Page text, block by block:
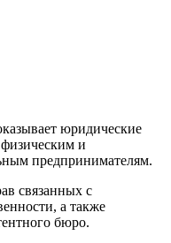
юридические
и
предпринимателям.
связанных с
а также
бюро.